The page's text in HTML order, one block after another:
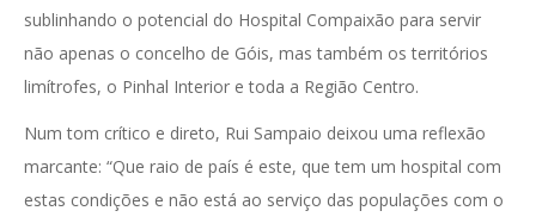
sublinhando o potencial do Hospital Compaixão para servir
não apenas o concelho de Góis, mas também os territórios
limítrofes, o Pinhal Interior e toda a Região Centro.
Num tom crítico e direto, Rui Sampaio deixou uma reflexão
marcante: “Que raio de país é este, que tem um hospital com
estas condições e não está ao serviço das populações com o